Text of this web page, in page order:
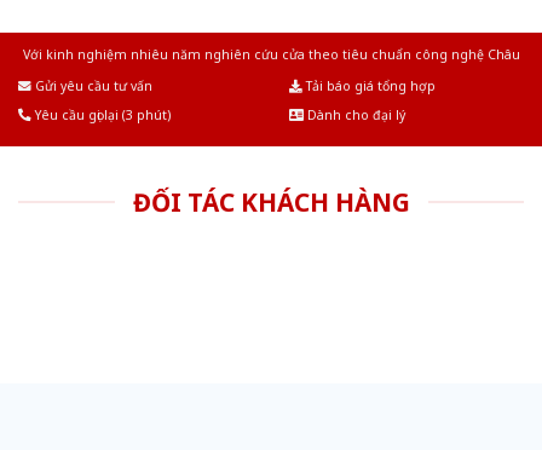
Với kinh nghiệm nhiêu năm nghiên cứu cửa theo tiêu chuẩn công nghệ Châu
Gửi yêu cầu tư vấn
Tải báo giá tổng hợp
Yêu cầu gọi lại (3 phút)
Dành cho đại lý
ĐỐI TÁC KHÁCH HÀNG